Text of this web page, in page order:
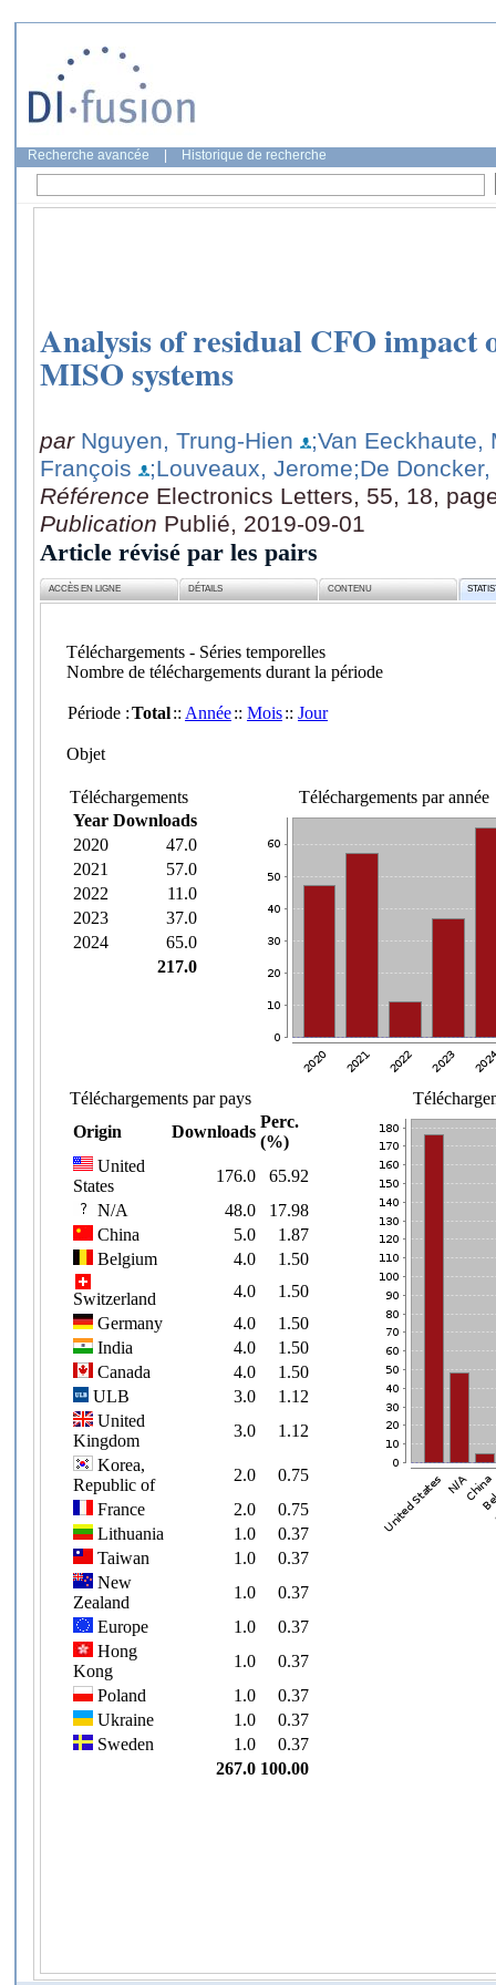
Recherche avancée Historique de recherche
Analysis of residual CFO impact
MISO systems
par Nguyen, Trung-Hien
;Van Eeckhaute,
François
;Louveaux, Jerome;De
Référence Electronics Letters, 55, 18,
Publication Publié, 2019-09-01
Article révisé par les pairs
ACCÈS EN LIGNE DÉTAILS CONTENU